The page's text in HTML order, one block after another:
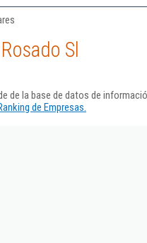
Sl
de la base de datos de
de Empresas.